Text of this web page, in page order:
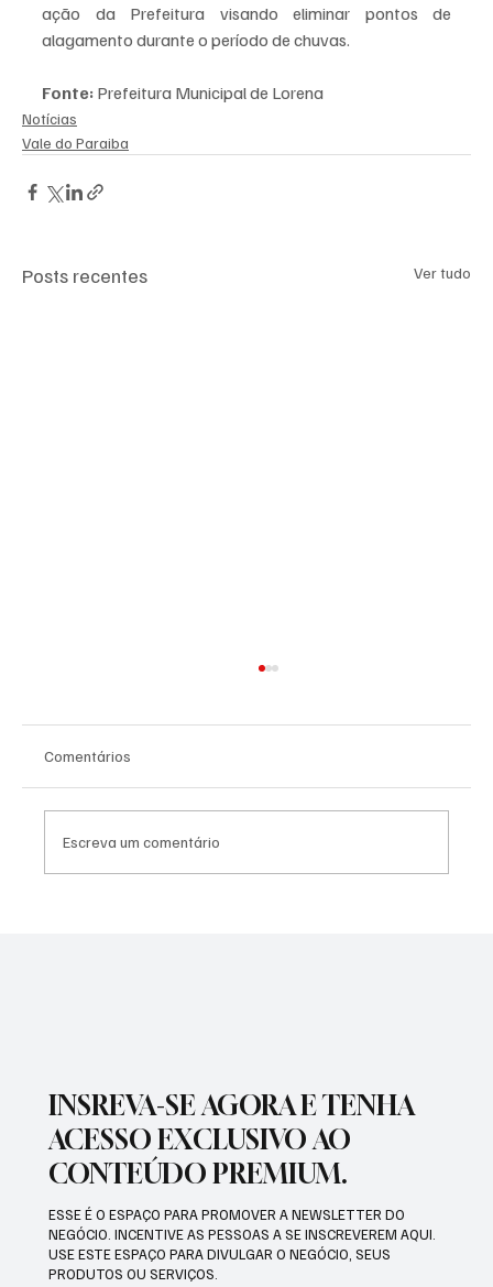
ação da Prefeitura visando eliminar pontos de
alagamento durante o período de chuvas.
Fonte: Prefeitura Municipal de Lorena
Notícias
Vale do Paraiba
Posts recentes Ver tudo
Comentários
Escreva um comentário
INSREVA-SE AGORA E TENHA
ACESSO EXCLUSIVO AO
CONTEÚDO PREMIUM.
ESSE É O ESPAÇO PARA PROMOVER A NEWSLETTER DO
NEGÓCIO. INCENTIVE AS PESSOAS A SE INSCREVEREM AQUI.
USE ESTE ESPAÇO PARA DIVULGAR O NEGÓCIO, SEUS
PRODUTOS OU SERVIÇOS.